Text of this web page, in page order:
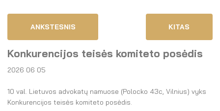
Advokatų taryba
Komitetai
Garbės teismas
Savitarna
Savivaldos teisės aktai
Dokumentų atmintinė
Gynėjas
ANKSTESNIS KITAS
Konkurencijos teisės komiteto posėdis
2026 06 05
10 val. Lietuvos advokatų namuose (Polocko 43c, Vilnius) vyks
Konkurencijos teisės komiteto posėdis.